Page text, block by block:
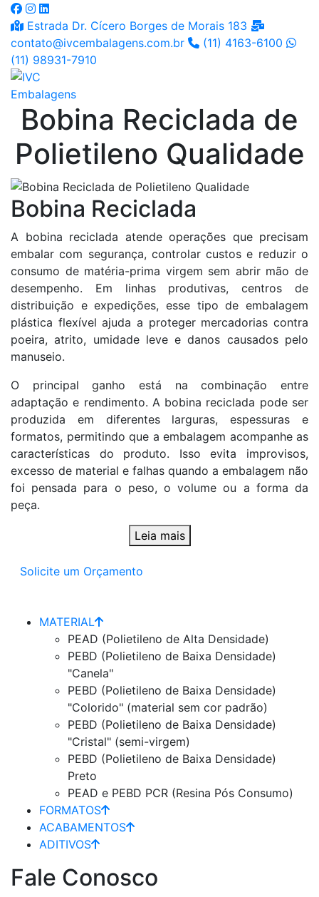
Estrada Dr. Cícero Borges de Morais 183
contato@ivcembalagens.com.br
(11) 4163-6100
(11) 98931-7910
Bobina Reciclada de
Polietileno Qualidade
Bobina Reciclada
A bobina reciclada atende operações que precisam
embalar com segurança, controlar custos e reduzir o
consumo de matéria-prima virgem sem abrir mão de
desempenho. Em linhas produtivas, centros de
distribuição e expedições, esse tipo de embalagem
plástica flexível ajuda a proteger mercadorias contra
poeira, atrito, umidade leve e danos causados pelo
manuseio.
O principal ganho está na combinação entre
adaptação e rendimento. A bobina reciclada pode ser
produzida em diferentes larguras, espessuras e
formatos, permitindo que a embalagem acompanhe as
características do produto. Isso evita improvisos,
excesso de material e falhas quando a embalagem não
foi pensada para o peso, o volume ou a forma da
peça.
Leia mais
Solicite um Orçamento
MATERIAL
PEAD (Polietileno de Alta Densidade)
PEBD (Polietileno de Baixa Densidade)
"Canela"
PEBD (Polietileno de Baixa Densidade)
"Colorido" (material sem cor padrão)
PEBD (Polietileno de Baixa Densidade)
"Cristal" (semi-virgem)
PEBD (Polietileno de Baixa Densidade)
Preto
PEAD e PEBD PCR (Resina Pós Consumo)
FORMATOS
ACABAMENTOS
ADITIVOS
Fale Conosco